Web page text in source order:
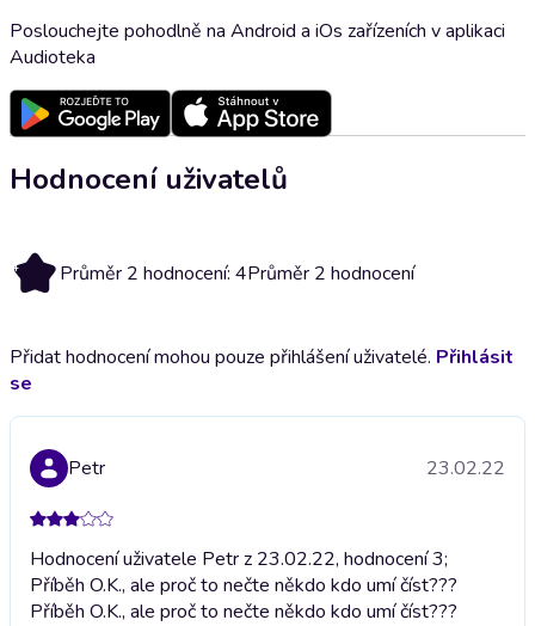
Poslouchejte pohodlně na Android a iOs zařízeních v aplikaci
Audioteka
Hodnocení uživatelů
4 Průměr 2 hodnocení: 4Průměr 2 hodnocení
Přidat hodnocení mohou pouze přihlášení uživatelé. Přihlásit
se
Petr 23.02.22
Hodnocení uživatele Petr z 23.02.22, hodnocení 3;
Příběh O.K., ale proč to nečte někdo kdo umí číst???
Příběh O.K., ale proč to nečte někdo kdo umí číst???